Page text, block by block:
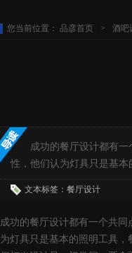
您当前位置： 品彦首页 > 酒吧
成功的餐厅设计都有
性，他们认为灯具只是基本
文本标签：餐厅设计
成功的餐厅设计都有一个共
为灯具只是基本的照明工具